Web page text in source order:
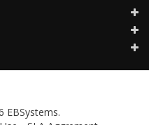
EBSystems.